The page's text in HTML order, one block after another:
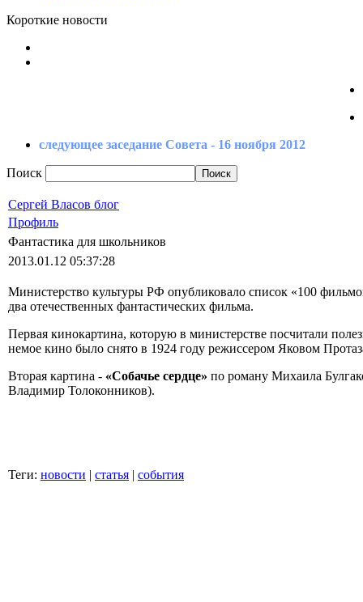
Короткие новости
следующее заседание Совета - 16 ноября 2012
Поиск
Сергей Власов блог
Профиль
Фантастика для школьников
2013.01.12 05:37:28
Министерство культуры РФ опубликовало список «100
два отечественных фантастических фильма.
Первая кинокартина, которую в министерстве посчитали
немое кино было снято в 1924 году режиссером Яковом
Вторая картина - «Собачье сердце» по роману Михаила
Владимир Толоконников).
Теги: новости | статья | события